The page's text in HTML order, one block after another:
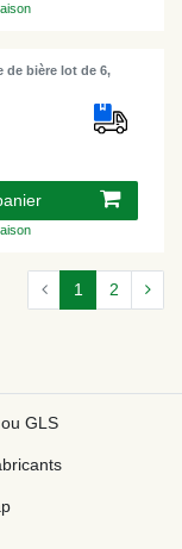
de bière lot de 6,
1 2
GLS